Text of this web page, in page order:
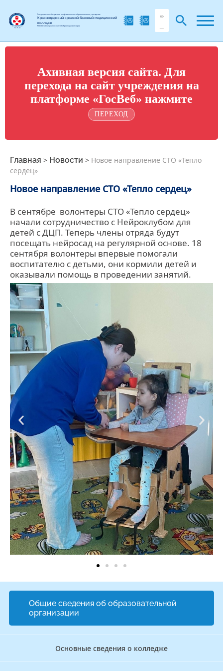
Государственное бюджетное профессиональное образовательное учреждение
Краснодарский краевой базовый медицинский
колледж
Министерства здравоохранения Краснодарского края
Ахивная версия сайта. Для
перехода на сайт учреждения на
платформе «ГосВеб» нажмите
ПЕРЕХОД
Главная > Новости > Новое направление СТО «Тепло
сердец»
Новое направление СТО «Тепло сердец»
В сентябре волонтеры СТО «Тепло сердец»
начали сотрудничество с Нейроклубом для
детей с ДЦП. Теперь члены отряда будут
посещать нейросад на регулярной основе. 18
сентября волонтеры впервые помогали
воспитателю с детьми, они кормили детей и
оказывали помощь в проведении занятий.
Общие сведения об образовательной
организации
Основные сведения о колледже